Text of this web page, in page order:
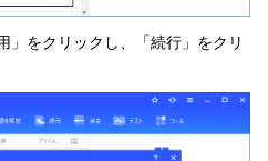
」をクリックし、「続行」をクリ